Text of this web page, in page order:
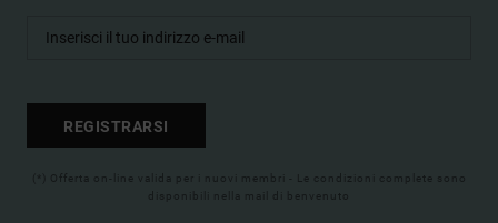
REGISTRARSI
(*) Offerta on-line valida per i nuovi membri - Le condizioni complete sono
disponibili nella mail di benvenuto